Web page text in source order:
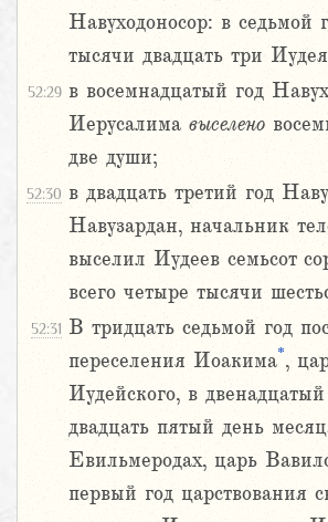
Навуходоносор: в седьмой
тысячи двадцать три
52:29 в восемнадцатый год
Иерусалима выселено
две души;
52:30 в двадцать третий год
Навузардан, начальник
выселил Иудеев семьсот
всего четыре тысячи
52:31 В тридцать седьмой год
переселения Иоакима*,
Иудейского, в
двадцать пятый день
Евильмеродах, царь
первый год царствования